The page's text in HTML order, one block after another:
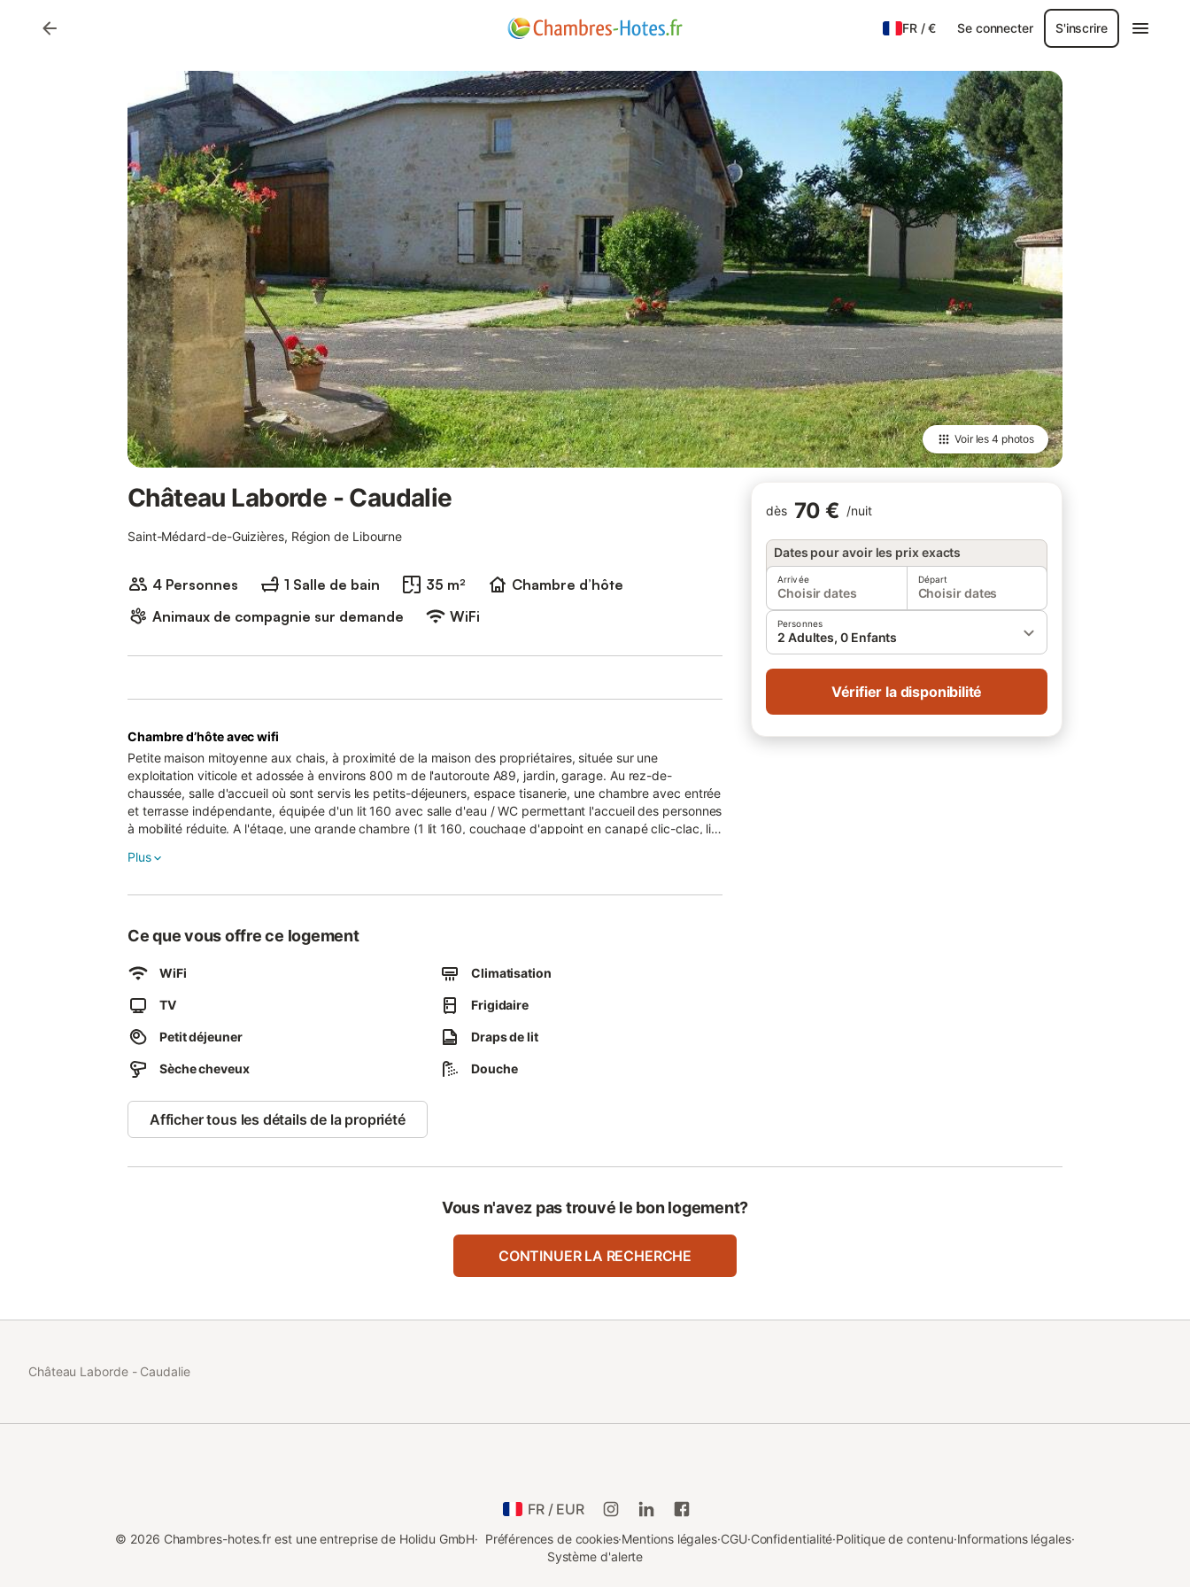
FR/€ Se connecter S'inscrire
Voir les4 photos
Château Laborde - Caudalie
Saint-Médard-de-Guizières, Région de Libourne
4 Personnes 1 Salle de bain 35 m²
Chambre d’hôte
Animaux de compagnie sur demande
WiFi
dès 70 € /nuit
Dates pour avoir les prix exacts
Arrivée
Choisir dates
Départ
Choisir dates
Personnes
2 Adultes, 0 Enfants
Vérifier la disponibilité
Chambre d’hôte avec wifi
Petite maison mitoyenne aux chais, à proximité de la maison des propriétaires, située sur une
exploitation viticole et adossée à environs 800 m de l'autoroute A89, jardin, garage. Au rez-de-
chaussée, salle d'accueil où sont servis les petits-déjeuners, espace tisanerie, une chambre avec entrée
et terrasse indépendante, équipée d'un lit 160 avec salle d'eau / WC permettant l'accueil des personnes
à mobilité réduite. A l'étage, une grande chambre (1 lit 160, couchage d'appoint en canapé clic-clac, lit
Plus
Ce que vous offre ce logement
WiFi Climatisation
TV Frigidaire
Petit déjeuner Draps de lit
Sèche cheveux Douche
Afficher tous les détails de la propriété
Vous n'avez pas trouvé le bon logement?
CONTINUER LA RECHERCHE
Château Laborde - Caudalie
FR / EUR
© 2026 Chambres-hotes.fr est une entreprise de Holidu GmbH· Préférences de cookies·Mentions légales·CGU·Confidentialité·Politique de contenu·Informations légales·
Système d'alerte